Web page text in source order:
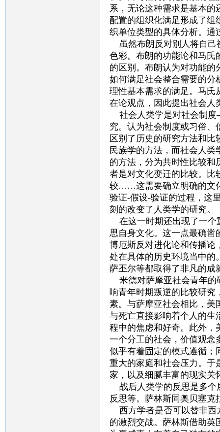
系，无论这种需求是基本的
配置的组织化满足形成了组
织单位类型的具体分析。通
虽然布朗反对别人将自己
色彩。布朗的功能论和马氏
的区别。布朗认为对功能的
如何满足社会整合需要的分
理性基本需求的满足。马氏
在论观点，因此提出社会人
社会人类学是对社会制度
究。认为社会制度或习俗、
区别了历史的研究方法和
民族学的方法，而社会人
的方法，分为共时性比较和
者是对文化变迁的比较。比
较……这需要确立明确的文
验证-假设-验证的过程，这
刻的改变了人类学的研究。
在这一时期还出现了一个
思自身文化。这一点最确凿
博厄斯反对进化论和传播论
处在具体的历史环境当中的
萨丕尔等都取得了非凡的成
米德对萨摩亚社会青年的
响青年时期叛逆的比较研究
素。与萨摩亚社会相比，美
与死亡直接影响着个人的生
程中的焦虑和好奇。此外，
一个分工的社会，价值观念
似乎有着固定的模式遵循；
重大的家庭和社会压力。于
家，以及细腻丰富的现实关
战后人类学的反思是多个
反思等。萨林斯同奥贝塞克
西方学者是否可以替非西
的激烈交战。萨林斯借助英